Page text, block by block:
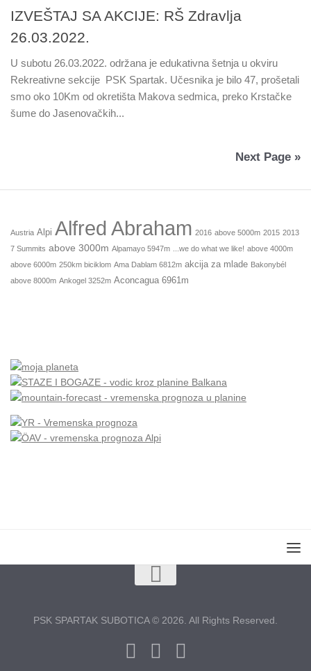
IZVEŠTAJ SA AKCIJE: RŠ Zdravlja
26.03.2022.
U subotu 26.03.2022. održana je edukativna šetnja u okviru
Rekreativne sekcije PSK Spartak. Učesnika je bilo 47, prošetali
smo oko 10Km od okretišta Makova sedmica, preko Krstačke
šume do Jasenovačkih...
Next Page »
Austria Alpi Alfred Abraham 2016 above 5000m 2015 2013
7 Summits above 3000m Alpamayo 5947m ...we do what we like! above 4000m
above 6000m 250km biciklom Ama Dablam 6812m akcija za mlade Bakonybél
above 8000m Ankogel 3252m Aconcagua 6961m
PSK SPARTAK SUBOTICA © 2026. All Rights Reserved.